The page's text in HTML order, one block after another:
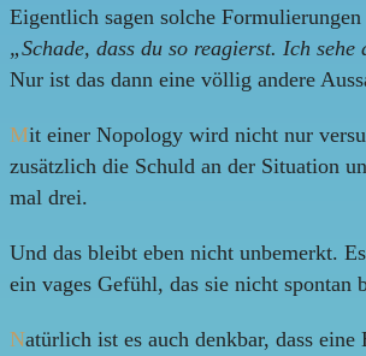
Eigentlich sagen solche
„Schade, dass du so reagierst. Ich
Nur ist das dann eine völlig andere
Mit einer Nopology wird nicht nur
zusätzlich die Schuld an der Situation
mal drei.
Und das bleibt eben nicht unbemerkt.
ein vages Gefühl, das sie nicht spontan
Natürlich ist es auch denkbar, dass